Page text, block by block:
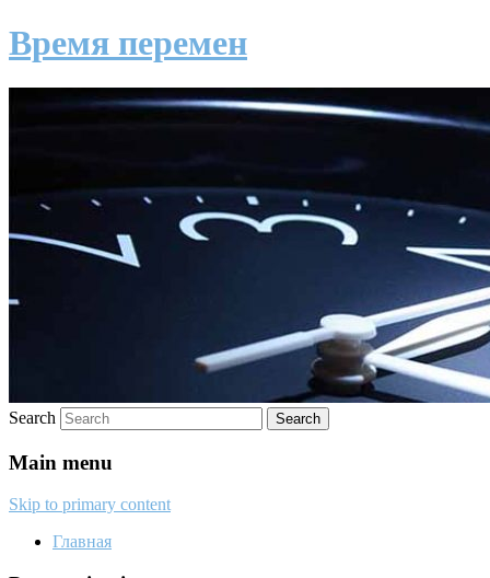
Время перемен
Search
Main menu
Skip to primary content
Главная